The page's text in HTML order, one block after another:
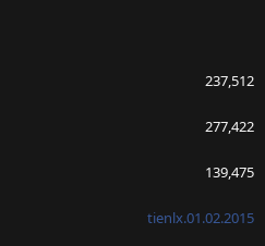
237,512
277,422
139,475
tienlx.01.02.2015